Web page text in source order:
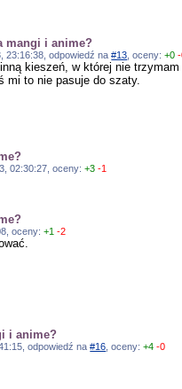
mangi i anime?
23:16:38, odpowiedź na#13 , oceny:+0
kieszeń, w której nie trzymam
mi to nie pasuje do szaty.
02:30:27, oceny:+3 -1
oceny:+1 -2
i anime?
odpowiedź na#16 , oceny:+4 -0